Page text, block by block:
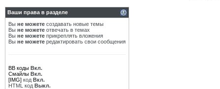
Ваши права в разделе
Вы не можете создавать новые темы
Вы не можете отвечать в темах
Вы не можете прикреплять вложения
Вы не можете редактировать свои сообщения
BB коды Вкл.
Смайлы Вкл.
[IMG] код Вкл.
HTML код Выкл.